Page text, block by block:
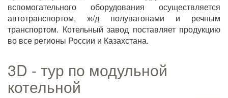
вспомогательного оборудования осуществляется
автотранспортом, ж/д полувагонами и речным
транспортом. Котельный завод поставляет продукцию
во все регионы России и Казахстана.
3D - тур по модульной
котельной